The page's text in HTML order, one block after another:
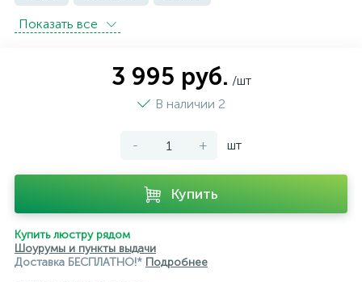
встраиваемые трековые
модульные трековые подвесные трековые
светильники для модульной системы
черные ЭРА Crystal Lux Ambrella
Показать всe
3 995 руб. /шт
В наличии 2
- + шт
Купить
Купить люстру рядом
Шоурумы и пункты выдачи
Доставка БЕСПЛАТНО!* Подробнее